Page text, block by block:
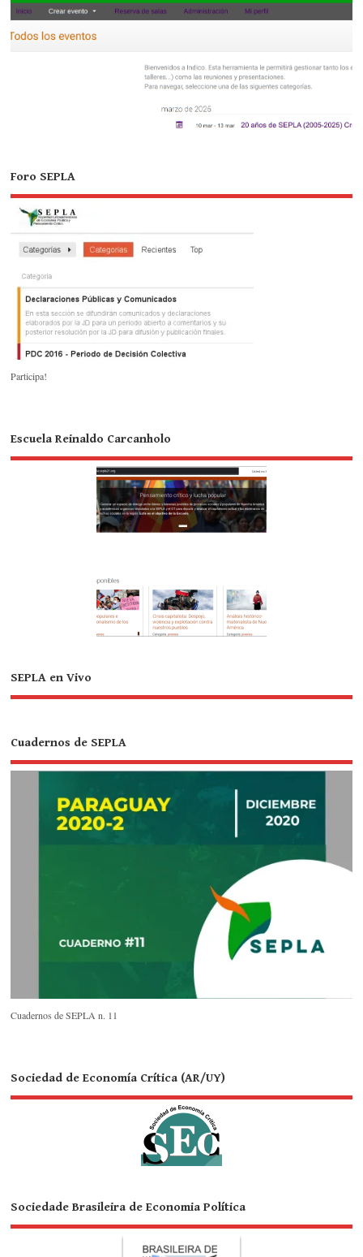
Foro SEPLA
Participa!
Escuela Reinaldo Carcanholo
SEPLA en Vivo
Cuadernos de SEPLA
Cuadernos de SEPLA n. 11
Sociedad de Economía Crítica (AR/UY)
Sociedade Brasileira de Economia Política